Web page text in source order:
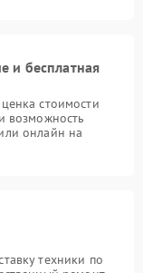
и бесплатная
стоимости
возможность
онлайн на
техники по